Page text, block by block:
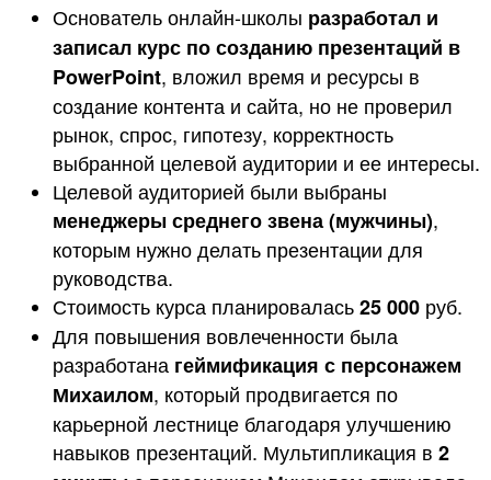
Основатель онлайн-школы разработал и
записал курс по созданию презентаций в
PowerPoint, вложил время и ресурсы в
создание контента и сайта, но не проверил
рынок, спрос, гипотезу, корректность
выбранной целевой аудитории и ее интересы.
Целевой аудиторией были выбраны
менеджеры среднего звена (мужчины),
которым нужно делать презентации для
руководства.
Стоимость курса планировалась25 000 руб.
Для повышения вовлеченности была
разработана геймификация с персонажем
Михаилом, который продвигается по
карьерной лестнице благодаря улучшению
навыков презентаций. Мультипликация в 2